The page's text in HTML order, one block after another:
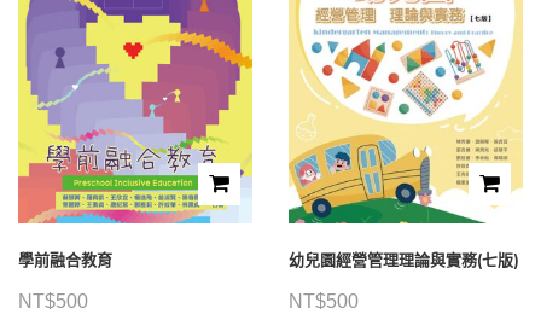
學前融合教育
NT$500
幼兒園經營管理理論與實務(七版)
NT$500